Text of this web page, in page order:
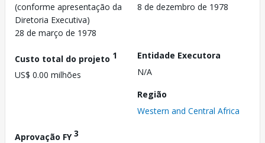
(conforme apresentação da
Diretoria Executiva)
28 de março de 1978
8 de dezembro de 1978
Custo total do projeto 1
US$ 0.00 milhões
Entidade Executora
N/A
Região
Western and Central Africa
Aprovação FY3